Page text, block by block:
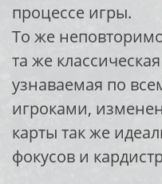
процессе игры.
То же
та же
узнаваемая по
игроками,
карты так же
фокусов и